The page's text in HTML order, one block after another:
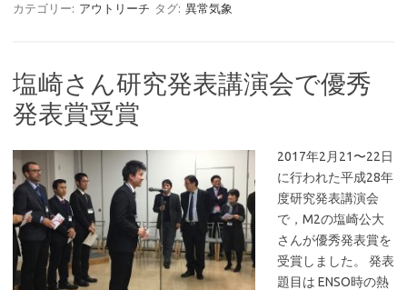
カテゴリー: アウトリーチ タグ: 異常気象
塩崎さん研究発表講演会で優秀
発表賞受賞
2017年2月21〜22日
に行われた平成28年
度研究発表講演会
で，M2の塩崎公大
さんが優秀発表賞を
受賞しました。 発表
題目は ENSO時の熱